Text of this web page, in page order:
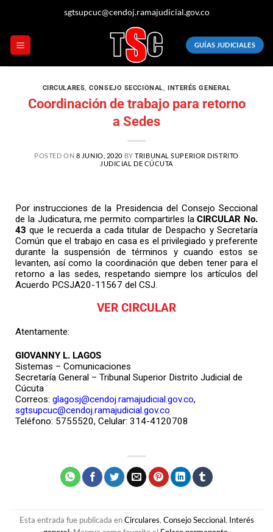
sgtsupcuc@cendoj.ramajudicial.gov.co
GUÍAS JUDICIALES
CIRCULARES,CONSEJO SECCIONAL, INTERÉS GENERAL
Coordinación de trabajo para retorno
a Sedes
POSTED ON 8 JUNIO, 2020 BYTRIBUNAL SUPERIOR DISTRITO
JUDICIAL DE CÚCUTA
Por instrucciones de la Presidencia del Consejo Seccional
de la Judicatura, me permito compartirles laCIRCULAR No.
43 que le recuerda a cada titular de Despacho y Secretaría
Común que el trabajo en casa es el privilegiado y preferente
durante la suspensión de términos y cuando estos se
levanten, así como la coordinación que deben tener para el
retorno a las sedes, respetando siempre los artículos del
Acuerdo PCSJA20-11567 del CSJ.
VER CIRCULAR
Atentamente:
GIOVANNY L. LAGOS
Sistemas – Comunicaciones
Secretaría General – Tribunal Superior Distrito Judicial de
Cúcuta
Correos: glagosj@cendoj.ramajudicial.gov.co,
sgtsupcuc@cendoj.ramajudicial.gov.co
Teléfono: 5755520, Celular: 314-4120708
Esta entrada fue publicada enCirculares, Consejo Seccional, Interés